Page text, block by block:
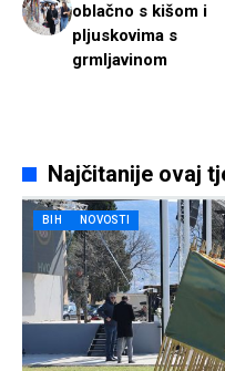
oblačno s kišom i
pljuskovima s
grmljavinom
Najčitanije ovaj
BIH NOVOSTI